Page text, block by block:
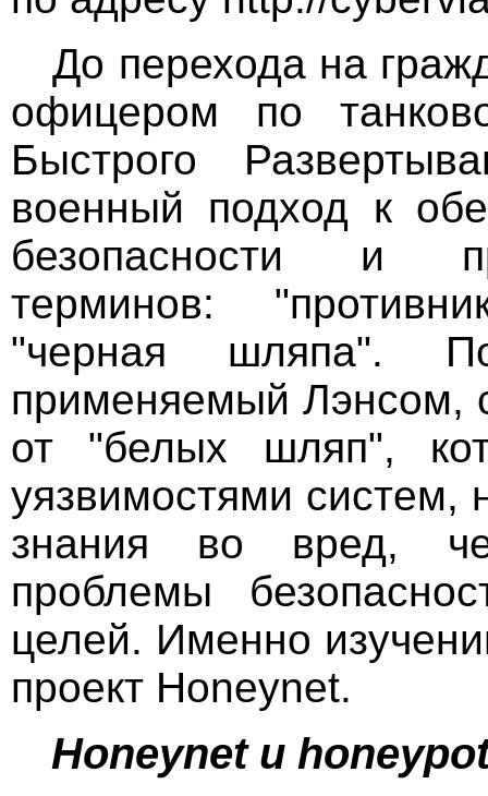
До перехода на
офицером по
Быстрого
военный подход к
безопасности и
терминов:
"черная шляпа".
применяемый Лэнсом,
от "белых шляп",
уязвимостями систем,
знания во вред,
проблемы
целей. Именно
проект Honeynet.
Honeynet и